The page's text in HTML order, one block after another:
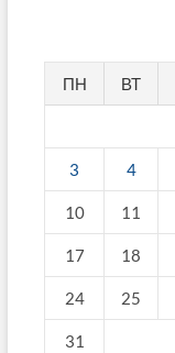
ПН ВТ
3 4
10 11
17 18
24 25
31